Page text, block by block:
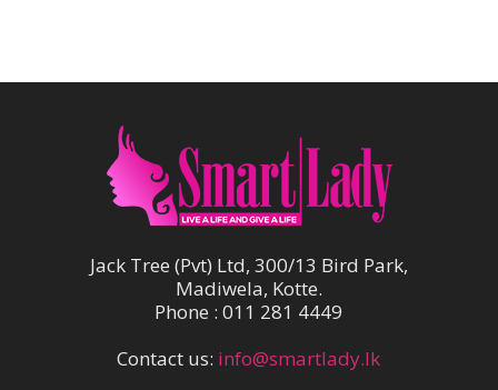
Jack Tree (Pvt) Ltd, 300/13 Bird Park,
Madiwela, Kotte.
Phone : 011 281 4449
Contact us: info@smartlady.lk